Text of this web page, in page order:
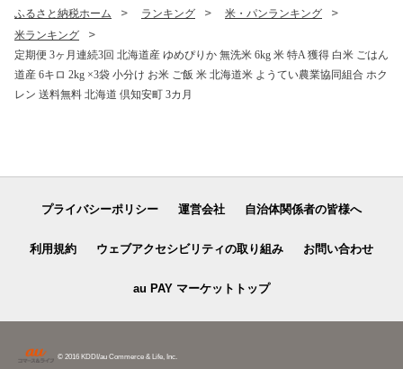
ふるさと納税ホーム ランキング
米・パンランキング
米ランキング
定期便 3ヶ月連続3回 北海道産 ゆめぴりか 無洗米 6kg 米 特A 獲得 白米 ごはん
道産 6キロ 2kg ×3袋 小分け お米 ご飯 米 北海道米 ようてい農業協同組合 ホク
レン 送料無料 北海道 倶知安町 3カ月
プライバシーポリシー 運営会社 自治体関係者の皆様へ
利用規約 ウェブアクセシビリティの取り組み お問い合わせ
au PAY マーケットトップ
© 2016 KDDI/au Commerce & Life, Inc.